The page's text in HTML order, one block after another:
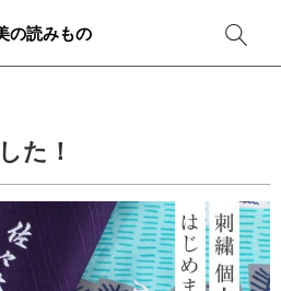
の読みもの
た！